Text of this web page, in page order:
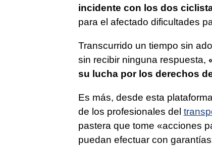
incidente con los dos
para el afectado dificultades
Transcurrido un tiempo sin
sin recibir ninguna respuesta,
su lucha por los derechos
Es más, desde esta
de los profesionales del
pastera que tome «acciones
puedan efectuar con